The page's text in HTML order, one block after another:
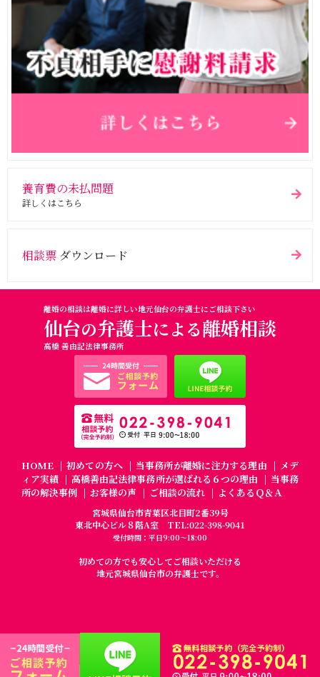
養育費の未払問題
詳しくはこちら
相談票 ダウンロード
離婚の相談は離婚に詳しい地元仙台の弁護士にご相談下さい
仙台の弁護士による離婚相談
高橋 善由記法律事務所
HOME 初めての方へ 当事務所が離婚に注力する理由
メデ
ィア実績
高橋善由記法律事務所が選ばれる６つの理由
当事務
所の解決事例
お客様の声 ご相談の流れ よくあるＱ＆Ａ
宮城県仙台市青葉区北目町2番39号
東北中心ビル８階A室 TEL:022-398-9041
受付時間：平日9:00～18:00
初めての方でも安心してご相談いただける
地元宮城県仙台市の弁護士です。